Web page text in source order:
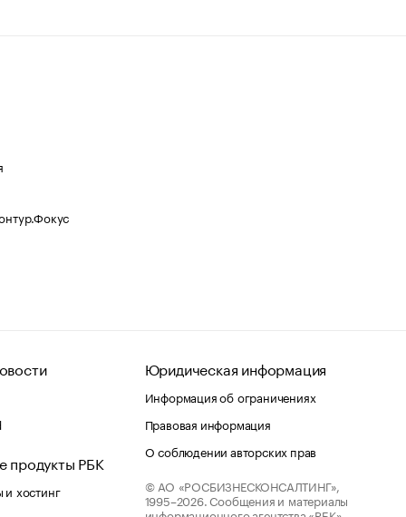
продукты РБК
хостинг
Юридическая информация
Информация об ограничениях
Правовая информация
О соблюдении авторских прав
© АО «РОСБИЗНЕСКОНСАЛТИНГ»,
1995–2026. Сообщения и материалы